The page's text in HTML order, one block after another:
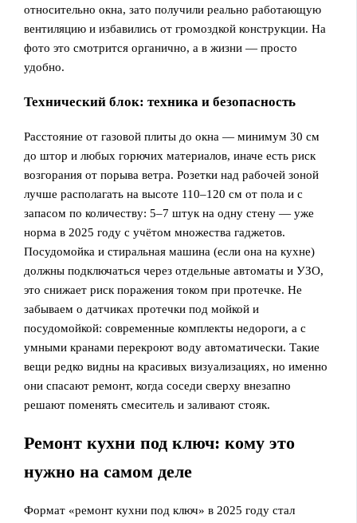
относительно окна, зато получили реально работающую
вентиляцию и избавились от громоздкой конструкции. На
фото это смотрится органично, а в жизни — просто
удобно.
Технический блок: техника и безопасность
Расстояние от газовой плиты до окна — минимум 30 см
до штор и любых горючих материалов, иначе есть риск
возгорания от порыва ветра. Розетки над рабочей зоной
лучше располагать на высоте 110–120 см от пола и с
запасом по количеству: 5–7 штук на одну стену — уже
норма в 2025 году с учётом множества гаджетов.
Посудомойка и стиральная машина (если она на кухне)
должны подключаться через отдельные автоматы и УЗО,
это снижает риск поражения током при протечке. Не
забываем о датчиках протечки под мойкой и
посудомойкой: современные комплекты недороги, а с
умными кранами перекроют воду автоматически. Такие
вещи редко видны на красивых визуализациях, но именно
они спасают ремонт, когда соседи сверху внезапно
решают поменять смеситель и заливают стояк.
Ремонт кухни под ключ: кому это
нужно на самом деле
Формат «ремонт кухни под ключ» в 2025 году стал